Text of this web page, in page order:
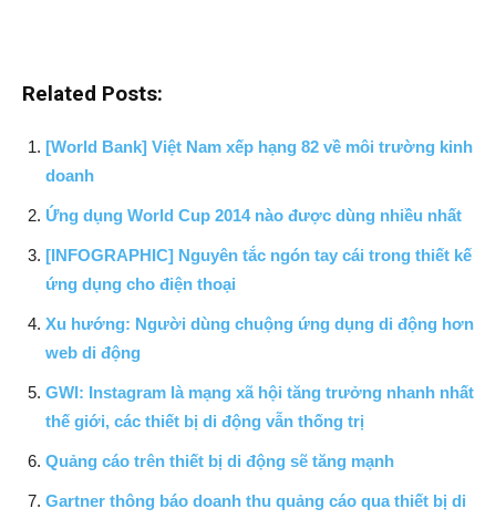
Related Posts:
[World Bank] Việt Nam xếp hạng 82 về môi trường kinh
doanh
Ứng dụng World Cup 2014 nào được dùng nhiều nhất
[INFOGRAPHIC] Nguyên tắc ngón tay cái trong thiết kế
ứng dụng cho điện thoại
Xu hướng: Người dùng chuộng ứng dụng di động hơn
web di động
GWI: Instagram là mạng xã hội tăng trưởng nhanh nhất
thế giới, các thiết bị di động vẫn thống trị
Quảng cáo trên thiết bị di động sẽ tăng mạnh
Gartner thông báo doanh thu quảng cáo qua thiết bị di